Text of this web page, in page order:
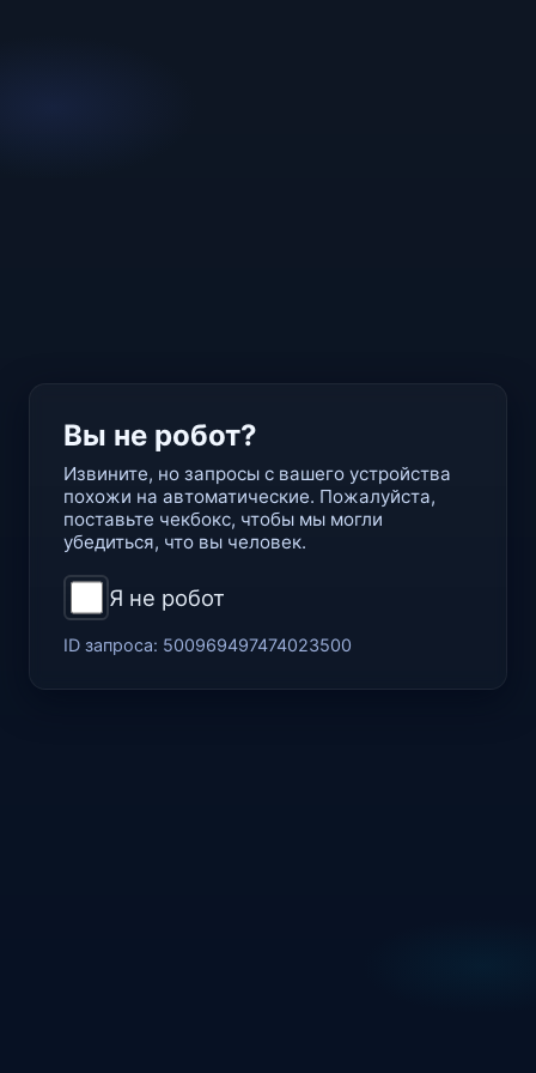
Вы не робот?
Извините, но запросы с вашего устройства
похожи на автоматические. Пожалуйста,
поставьте чекбокс, чтобы мы могли
убедиться, что вы человек.
Я не робот
ID запроса: 500969497474023500